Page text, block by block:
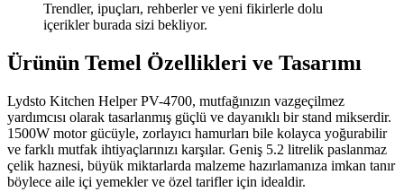
Trendler, ipuçları, rehberler ve yeni fikirlerle dolu
içerikler burada sizi bekliyor.
Ürünün Temel Özellikleri ve Tasarımı
Lydsto Kitchen Helper PV-4700, mutfağınızın vazgeçilmez
yardımcısı olarak tasarlanmış güçlü ve dayanıklı bir stand mikserdir.
1500W motor gücüyle, zorlayıcı hamurları bile kolayca yoğurabilir
ve farklı mutfak ihtiyaçlarınızı karşılar. Geniş 5.2 litrelik paslanmaz
çelik haznesi, büyük miktarlarda malzeme hazırlamanıza imkan tanır
böylece aile içi yemekler ve özel tarifler için idealdir.